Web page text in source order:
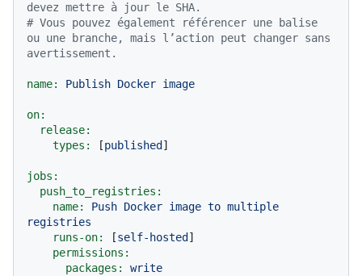
devez mettre à jour le SHA.
# Vous pouvez également référencer une balise
ou une branche, mais l’action peut changer sans
avertissement.
name: Publish Docker image
on:
release:
types:
[published ]
jobs:
push_to_registries:
name:
Push Docker image to multiple
registries
runs-on:
[self-hosted ]
permissions:
packages:
write